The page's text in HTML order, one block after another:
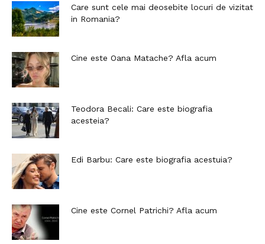
Care sunt cele mai deosebite locuri de vizitat
in Romania?
Cine este Oana Matache? Afla acum
Teodora Becali: Care este biografia
acesteia?
Edi Barbu: Care este biografia acestuia?
Cine este Cornel Patrichi? Afla acum